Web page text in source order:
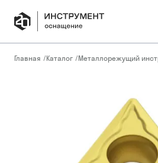
Главная /Каталог /Металлорежущий